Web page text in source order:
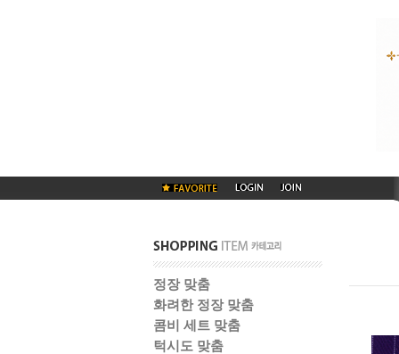
정장 맞춤
화려한 정장 맞춤
콤비 세트 맞춤
턱시도 맞춤